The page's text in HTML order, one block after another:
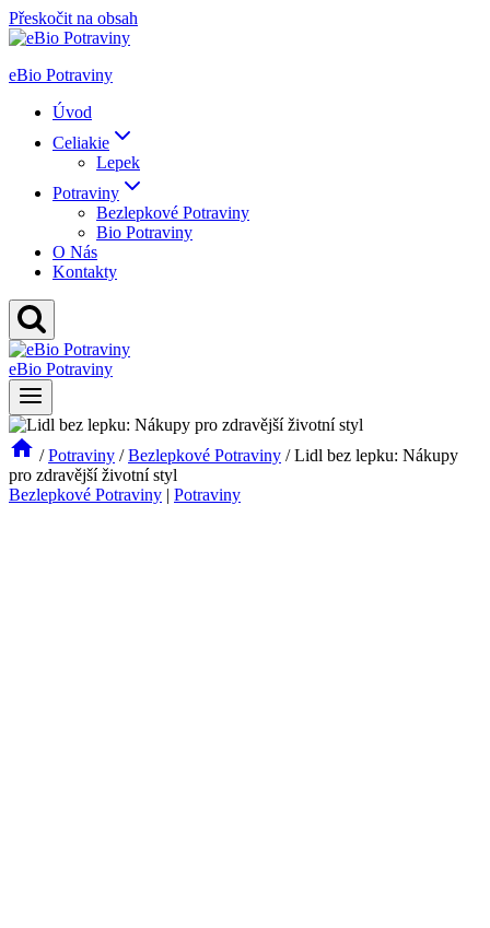
Přeskočit na obsah
eBio Potraviny
Úvod
Celiakie
Lepek
Potraviny
Bezlepkové Potraviny
Bio Potraviny
O Nás
Kontakty
eBio Potraviny
/ Potraviny / Bezlepkové Potraviny / Lidl bez lepku: Nákupy
pro zdravější životní styl
Bezlepkové Potraviny | Potraviny